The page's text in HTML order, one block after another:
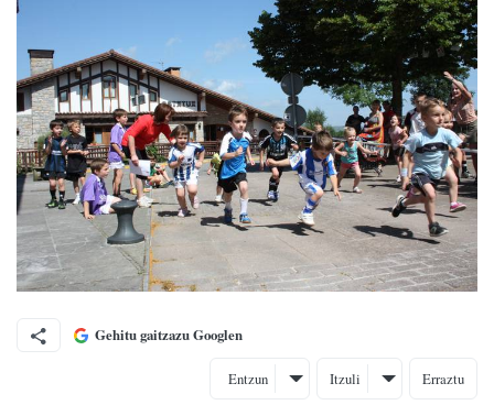
Gehitu gaitzazu Googlen
Entzun Itzuli Erraztu